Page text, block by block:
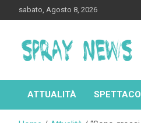
to
sabato, Agosto 8, 2026
ATTUALITÀ